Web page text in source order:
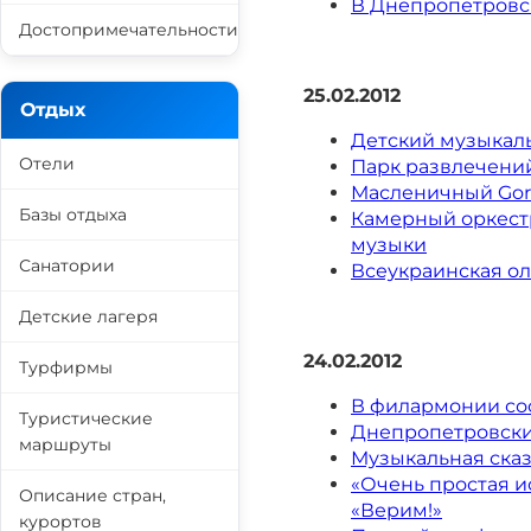
В
25.02.2012
Детский
Парк
Масленичный
Камерный
музыки
Всеукраинская
24.02.2012
В филармонии
Музыкальная
«Очень простая
«Верим!»
Достопримечательности
Отдых
Отели
Базы отдыха
Санатории
Детские лагеря
Турфирмы
Туристические
маршруты
Описание стран,
курортов